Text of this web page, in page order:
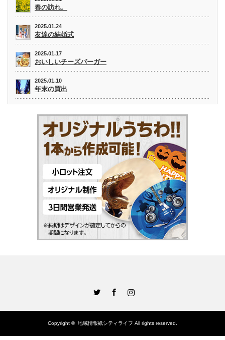
春の訪れ。
2025.01.24
友達の結婚式
2025.01.17
おいしいチーズバーガー
2025.01.10
年末の買出
Copyright © 地域情報紙シティライフ All rights reserved.